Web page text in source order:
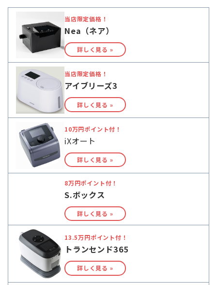
当店限定価格！
Nea（ネア）
詳しく見る »
当店限定価格！
アイブリーズ3
詳しく見る »
10万円ポイント付！
iXオート
詳しく見る »
8万円ポイント付！
S.ボックス
詳しく見る »
13.5万円ポイント付！
トランセンド365
詳しく見る »